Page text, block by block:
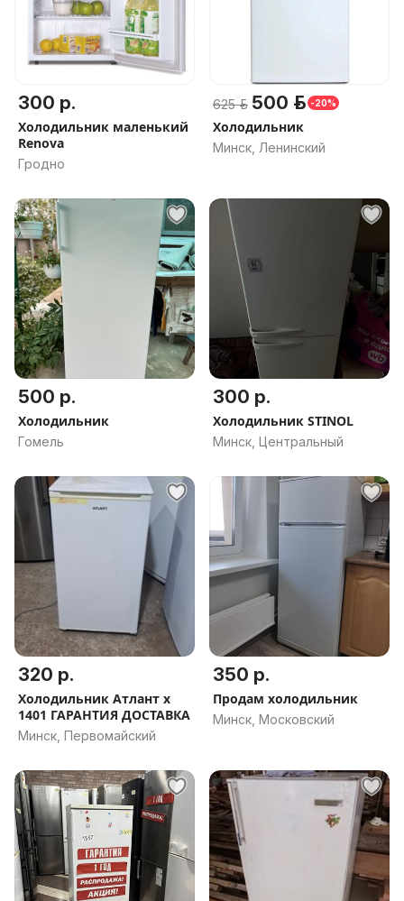
300 р.
Холодильник маленький
Renova
Гродно
625 р. 500 р. -20%
Холодильник
Минск, Ленинский
500 р.
Холодильник
Гомель
300 р.
Холодильник STINOL
Минск, Центральный
320 р.
Холодильник Атлант х
1401 ГАРАНТИЯ ДОСТАВКА
Минск, Первомайский
350 р.
Продам холодильник
Минск, Московский